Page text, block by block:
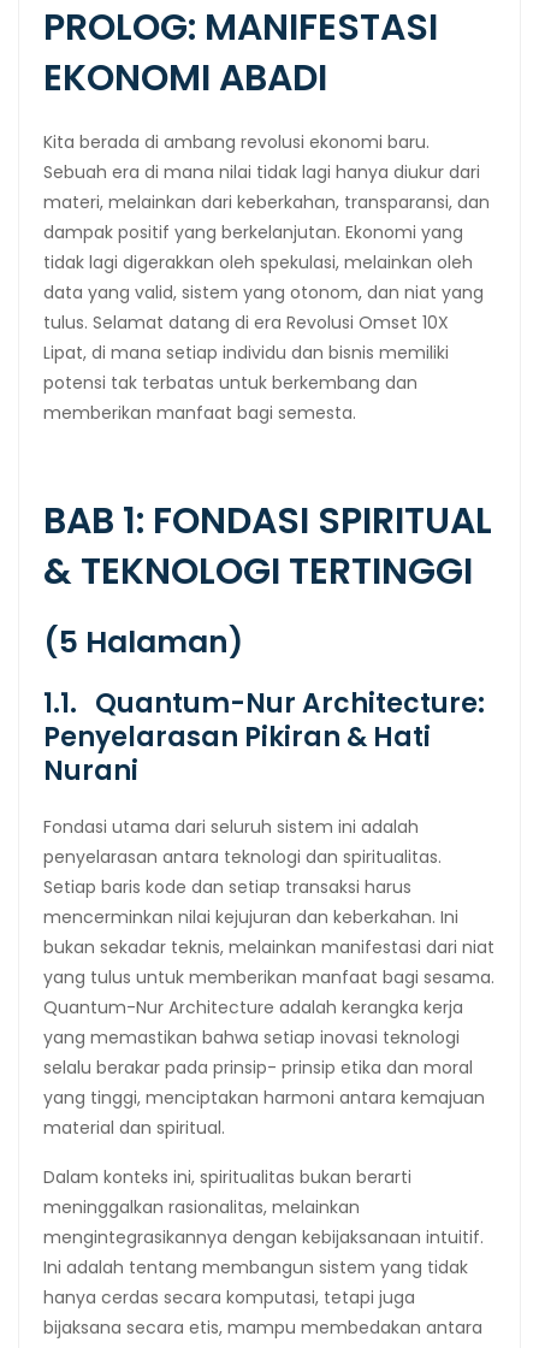
PROLOG: MANIFESTASI
EKONOMI ABADI
Kita berada di ambang revolusi ekonomi baru.
Sebuah era di mana nilai tidak lagi hanya diukur dari
materi, melainkan dari keberkahan, transparansi, dan
dampak positif yang berkelanjutan. Ekonomi yang
tidak lagi digerakkan oleh spekulasi, melainkan oleh
data yang valid, sistem yang otonom, dan niat yang
tulus. Selamat datang di era Revolusi Omset 10X
Lipat, di mana setiap individu dan bisnis memiliki
potensi tak terbatas untuk berkembang dan
memberikan manfaat bagi semesta.
BAB 1: FONDASI SPIRITUAL
& TEKNOLOGI TERTINGGI
(5 Halaman)
1.1. Quantum-Nur Architecture:
Penyelarasan Pikiran & Hati
Nurani
Fondasi utama dari seluruh sistem ini adalah
penyelarasan antara teknologi dan spiritualitas.
Setiap baris kode dan setiap transaksi harus
mencerminkan nilai kejujuran dan keberkahan. Ini
bukan sekadar teknis, melainkan manifestasi dari niat
yang tulus untuk memberikan manfaat bagi sesama.
Quantum-Nur Architecture adalah kerangka kerja
yang memastikan bahwa setiap inovasi teknologi
selalu berakar pada prinsip- prinsip etika dan moral
yang tinggi, menciptakan harmoni antara kemajuan
material dan spiritual.
Dalam konteks ini, spiritualitas bukan berarti
meninggalkan rasionalitas, melainkan
mengintegrasikannya dengan kebijaksanaan intuitif.
Ini adalah tentang membangun sistem yang tidak
hanya cerdas secara komputasi, tetapi juga
bijaksana secara etis, mampu membedakan antara